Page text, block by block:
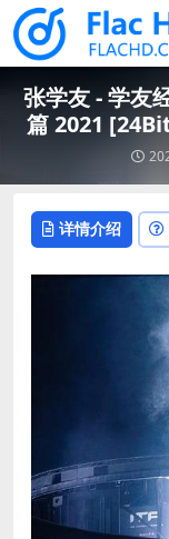
张学友 - 学友
篇 2021
详情介绍